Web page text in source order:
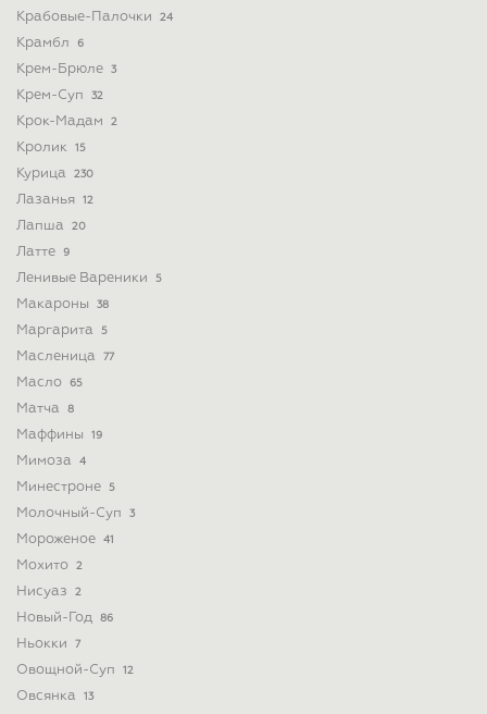
Крабовые-Палочки 24
Крамбл 6
Крем-Брюле 3
Крем-Суп 32
Крок-Мадам 2
Кролик 15
Курица 230
Лазанья 12
Лапша 20
Латте 9
Ленивые Вареники 5
Макароны 38
Маргарита 5
Масленица 77
Масло 65
Матча 8
Маффины 19
Мимоза 4
Минестроне 5
Молочный-Суп 3
Мороженое 41
Мохито 2
Нисуаз 2
Новый-Год 86
Ньокки 7
Овощной-Суп 12
Овсянка 13